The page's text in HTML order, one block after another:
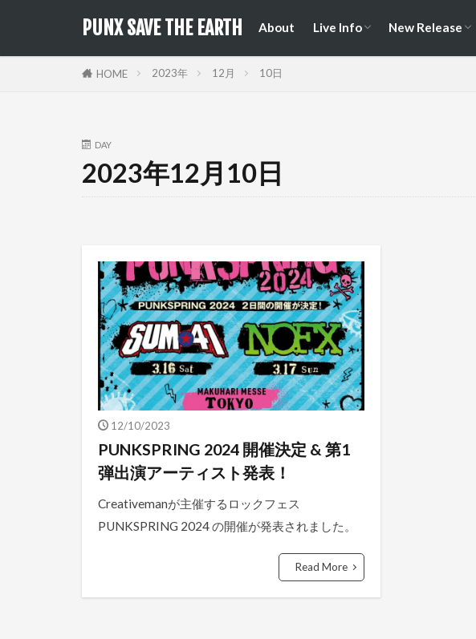
PUNX SAVE THE EARTH About Live Info New Release
HOME 2023年 12月 10日
DAY
2023年12月10日
12/10/2023
PUNKSPRING 2024 開催決定 & 第1
弾出演アーティスト発表！
Creativemanが主催するロックフェス
PUNKSPRING 2024 の開催が発表されました。
Read More